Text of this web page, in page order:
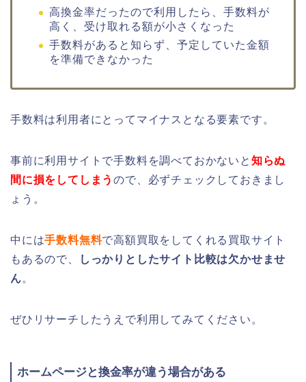
高換金率だったので利用したら、手数料が
高く、受け取れる額が小さくなった
手数料があると知らず、予定していた金額
を準備できなかった
手数料は利用者にとってマイナスとなる要素です。
事前に利用サイトで手数料を調べておかないと 知らぬ
間に損をしてしまうので、必ずチェックしておきまし
ょう。
中には手数料無料で高額買取をしてくれる買取サイト
もあるので、
しっかりとしたサイト比較は欠かせませ
ん。
ぜひリサーチしたうえで利用してみてください。
ホームページと換金率が違う場合がある